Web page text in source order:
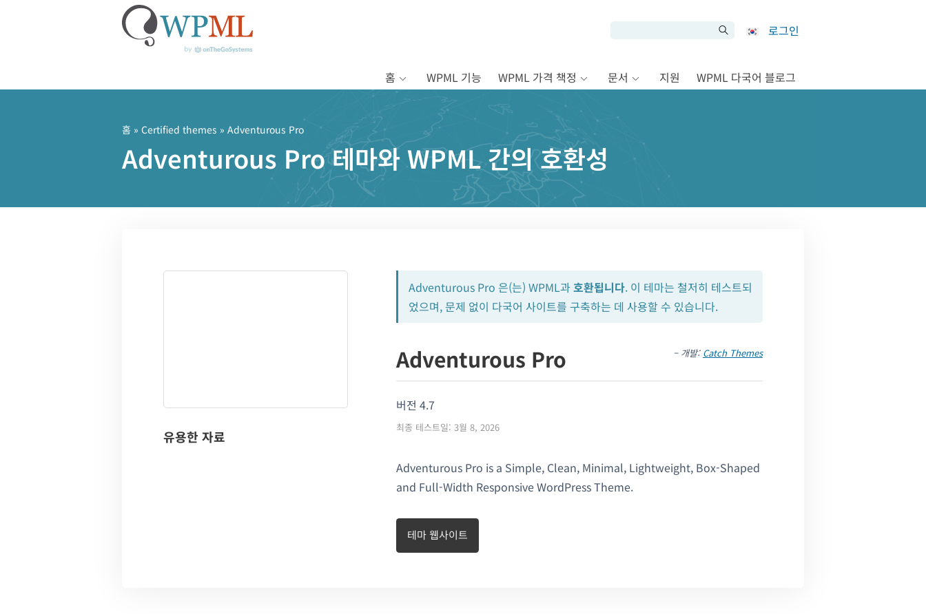
기
로그인
홈 WPML 기능 WPML 가격 책정 문서 지원 WPML 다국어 블로그
홈 » Certified themes » Adventurous Pro
Adventurous Pro 테마와 WPML 간의 호환성
유용한 자료
Adventurous Pro 은(는) WPML과호환됩니다. 이 테마는 철저히 테스트되
었으며, 문제 없이 다국어 사이트를 구축하는 데 사용할 수 있습니다.
Adventurous Pro – 개발: Catch Themes
버전 4.7
최종 테스트일: 3월 8, 2026
Adventurous Pro is a Simple, Clean, Minimal, Lightweight, Box-Shaped
and Full-Width Responsive WordPress Theme.
테마 웹사이트